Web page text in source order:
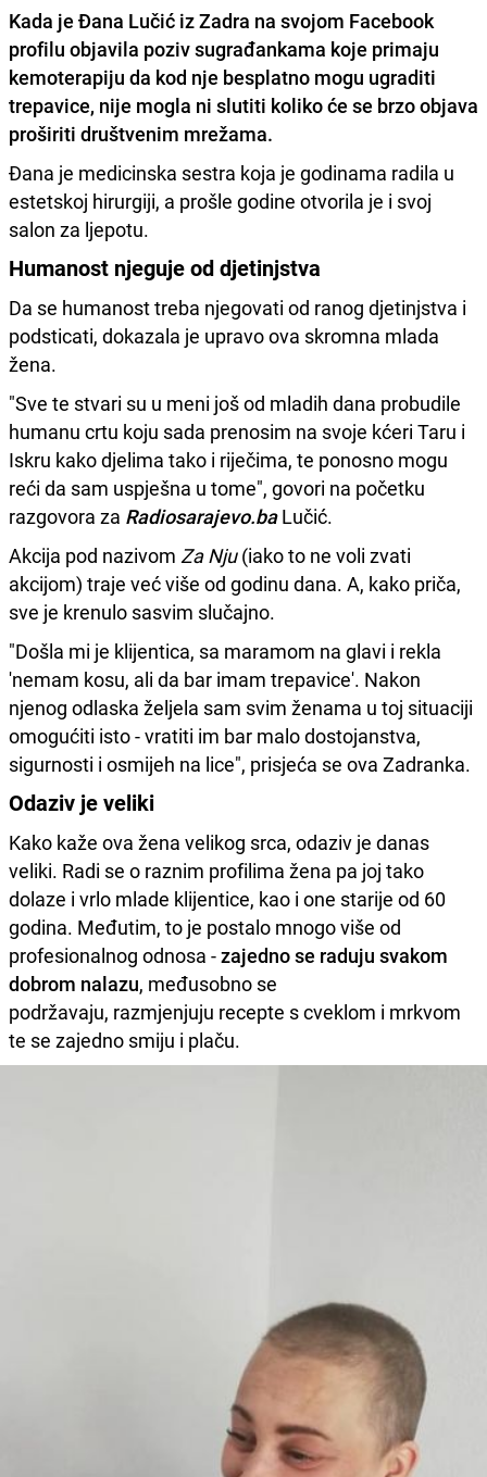
Kada je Đana Lučić iz Zadra na svojom Facebook
profilu objavila poziv sugrađankama koje primaju
kemoterapiju da kod nje besplatno mogu ugraditi
trepavice, nije mogla ni slutiti koliko će se brzo objava
proširiti društvenim mrežama.
Đana je medicinska sestra koja je godinama radila u
estetskoj hirurgiji, a prošle godine otvorila je i svoj
salon za ljepotu.
Humanost njeguje od djetinjstva
Da se humanost treba njegovati od ranog djetinjstva i
podsticati, dokazala je upravo ova skromna mlada
žena.
"Sve te stvari su u meni još od mladih dana probudile
humanu crtu koju sada prenosim na svoje kćeri Taru i
Iskru kako djelima tako i riječima, te ponosno mogu
reći da sam uspješna u tome", govori na početku
razgovora za Radiosarajevo.baLučić.
Akcija pod nazivom Za Nju(iako to ne voli zvati
akcijom) traje već više od godinu dana. A, kako priča,
sve je krenulo sasvim slučajno.
"Došla mi je klijentica, sa maramom na glavi i rekla
'nemam kosu, ali da bar imam trepavice'. Nakon
njenog odlaska željela sam svim ženama u toj situaciji
omogućiti isto - vratiti im bar malo dostojanstva,
sigurnosti i osmijeh na lice", prisjeća se ova Zadranka.
Odaziv je veliki
Kako kaže ova žena velikog srca, odaziv je danas
veliki. Radi se o raznim profilima žena pa joj tako
dolaze i vrlo mlade klijentice, kao i one starije od 60
godina. Međutim, to je postalo mnogo više od
profesionalnog odnosa -zajedno se raduju svakom
dobrom nalazu, međusobno se
podržavaju, razmjenjuju recepte s cveklom i mrkvom
te se zajedno smiju i plaču.